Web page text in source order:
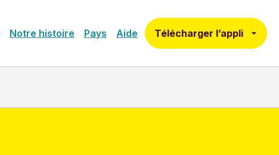
Notre histoire Pays Aide Télécharger l’appli